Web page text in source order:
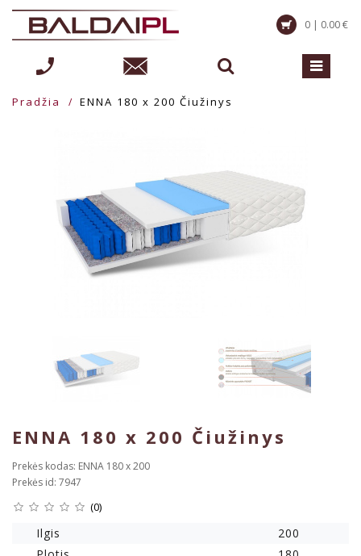
0 | 0.00 €
Pradžia ENNA 180 x 200 Čiužinys
ENNA 180 x 200 Čiužinys
Prekės kodas: ENNA 180 x 200
Prekės id: 7947
(0)
Ilgis
200